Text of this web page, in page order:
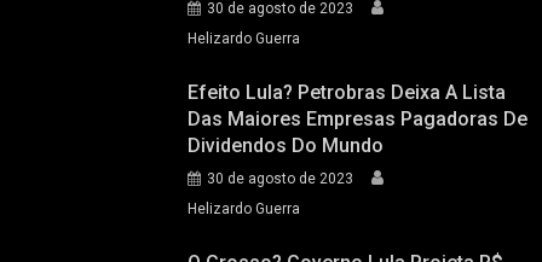
30 de agosto de 2023
Helizardo Guerra
Efeito Lula? Petrobras Deixa A Lista
Das Maiores Empresas Pagadoras De
Dividendos Do Mundo
30 de agosto de 2023
Helizardo Guerra